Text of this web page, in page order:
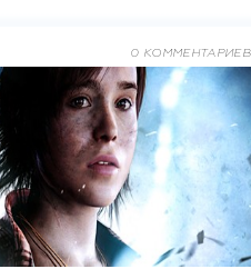
0 КОММЕНТАРИЕВ